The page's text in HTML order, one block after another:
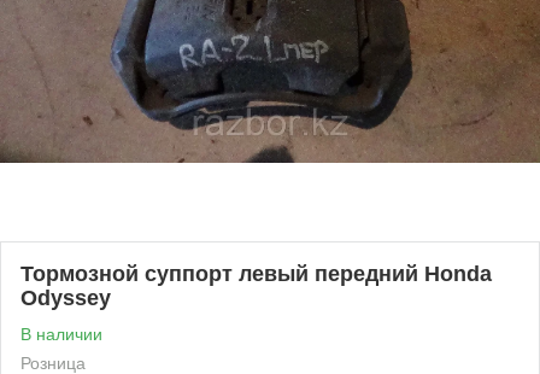
Тормозной суппорт левый передний Honda
Odyssey
В наличии
Розница